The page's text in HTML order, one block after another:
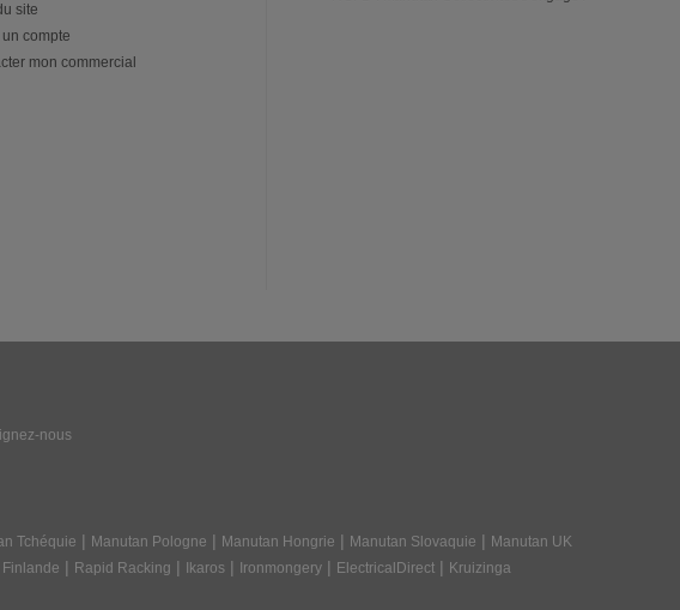
site
compte
mon commercial
nous
Tchéquie | Manutan Pologne | Manutan Hongrie | Manutan Slovaquie | Manutan UK
Finlande | Rapid Racking | Ikaros | Ironmongery| ElectricalDirect| Kruizinga